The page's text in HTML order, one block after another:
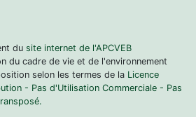
du site internet de l'APCVEB
du cadre de vie et de l'environnement
selon les termes de la Licence
- Pas d'Utilisation Commerciale - Pas